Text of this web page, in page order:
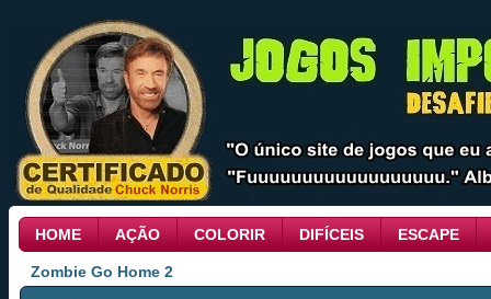
HOME AÇÃO COLORIR DIFÍCEIS ESCAPE
Zombie Go Home 2